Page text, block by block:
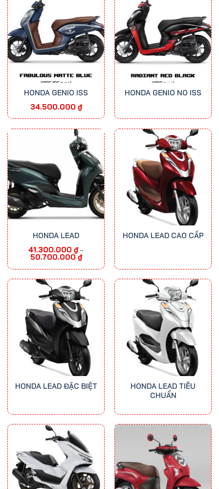
HONDA GENIO ISS
34.500.000 ₫
HONDA GENIO NO ISS
HONDA LEAD
41.300.000 ₫ –
50.700.000 ₫Khoảng
giá:
41.300.000 ₫
đến
50.700.000 ₫
HONDA LEAD CAO CẤP
HONDA LEAD ĐẶC BIỆT
HONDA LEAD TIÊU
CHUẨN